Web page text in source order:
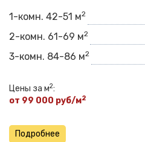
1-комн. 42-51 м2
2-комн. 61-69 м2
3-комн. 84-86 м2
Цены за м2:
от 99 000 руб/м2
Подробнее